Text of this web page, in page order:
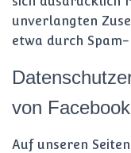
unverlangten
etwa durch
von
Auf unseren